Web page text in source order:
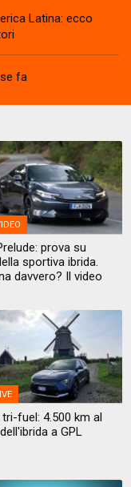
Latina: ecco
fa
prova su
sportiva ibrida.
davvero? Il video
fuel: 4.500 km al
a GPL